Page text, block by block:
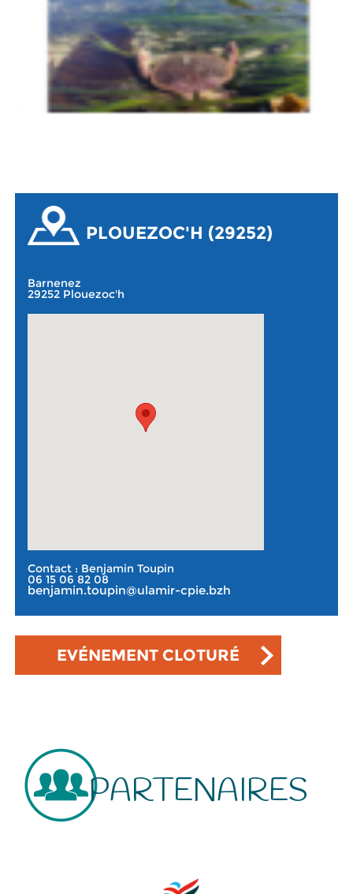
PLOUEZOC'H (29252)
Barnenez
29252 Plouezoc'h
Contact : Benjamin Toupin
06 15 06 82 08
benjamin.toupin@ulamir-cpie.bzh
EVÉNEMENT CLOTURÉ
PARTENAIRES